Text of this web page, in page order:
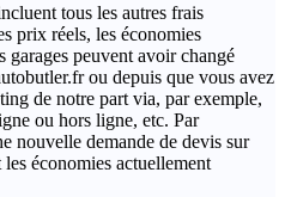
tous les autres frais
prix réels, les économies
garages peuvent avoir changé
ou depuis que vous avez
de notre part via, par exemple,
ou hors ligne, etc. Par
nouvelle demande de devis sur
économies actuellement